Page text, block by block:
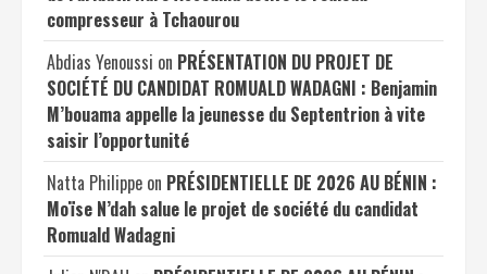
compresseur à Tchaourou
Abdias Yenoussi on PRÉSENTATION DU PROJET DE
SOCIÉTÉ DU CANDIDAT ROMUALD WADAGNI : Benjamin
M’bouama appelle la jeunesse du Septentrion à vite
saisir l’opportunité
Natta Philippe on PRÉSIDENTIELLE DE 2026 AU BÉNIN :
Moïse N’dah salue le projet de société du candidat
Romuald Wadagni